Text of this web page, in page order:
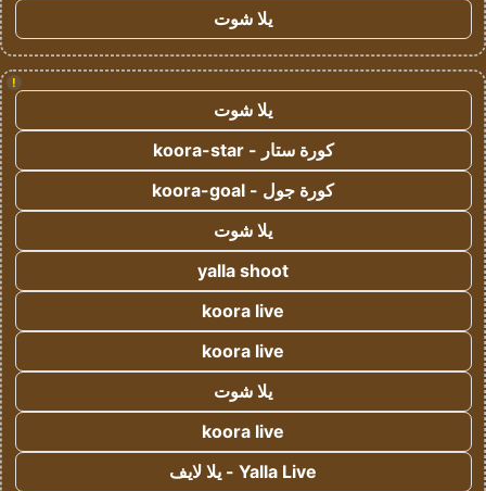
يلا شوت
!
يلا شوت
كورة ستار - koora-star
كورة جول - koora-goal
يلا شوت
yalla shoot
koora live
koora live
يلا شوت
koora live
Yalla Live - يلا لايف